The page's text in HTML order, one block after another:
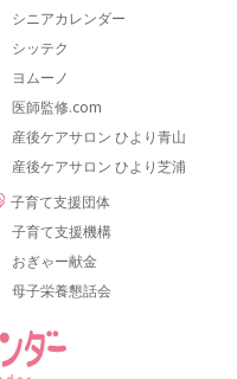
シニアカレンダー
シッテク
ヨムーノ
医師監修.com
産後ケアサロン ひより青山
産後ケアサロン ひより芝浦
子育て支援団体
子育て支援機構
おぎゃー献金
母子栄養懇話会